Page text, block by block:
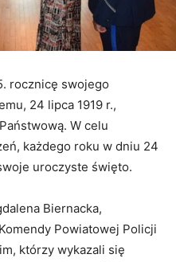
rocznicę swojego
24 lipca 1919 r.,
W celu
każdego roku w dniu 24
uroczyste święto.
Biernacka,
Powiatowej Policji
którzy wykazali się